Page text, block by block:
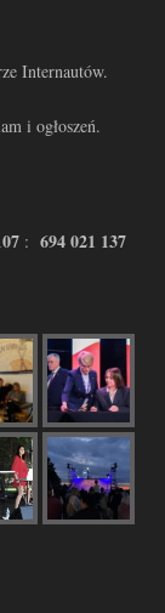
Internautów.
i ogłoszeń.
: 694 021 137